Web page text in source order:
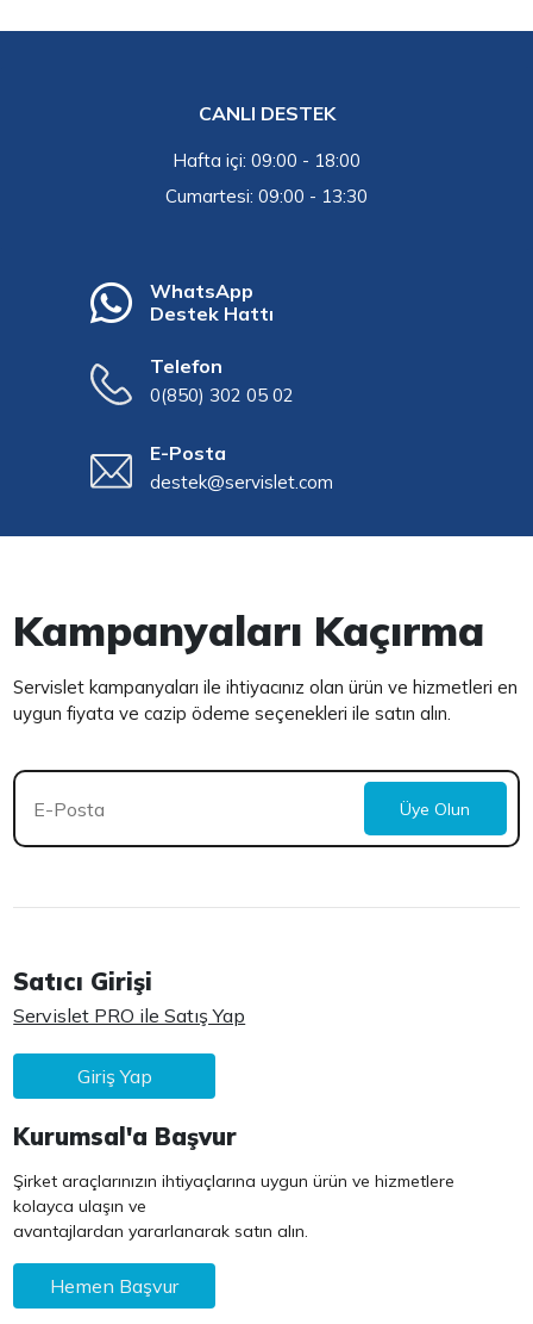
CANLI DESTEK
Hafta içi: 09:00 - 18:00
Cumartesi: 09:00 - 13:30
WhatsApp
Destek Hattı
Telefon
0(850) 302 05 02
E-Posta
destek@servislet.com
Kampanyaları Kaçırma
Servislet kampanyaları ile ihtiyacınız olan ürün ve hizmetleri en
uygun fiyata ve cazip ödeme seçenekleri ile satın alın.
Üye Olun
Satıcı Girişi
Servislet PRO ile Satış Yap
Giriş Yap
Kurumsal'a Başvur
Şirket araçlarınızın ihtiyaçlarına uygun ürün ve hizmetlere
kolayca ulaşın ve
avantajlardan yararlanarak satın alın.
Hemen Başvur